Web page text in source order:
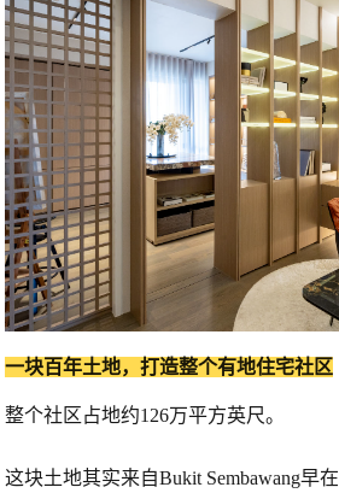
一块百年土地，打造整个有地住宅社区
整个社区占地约126万平方英尺。
这块土地其实来自Bukit Sembawang早在